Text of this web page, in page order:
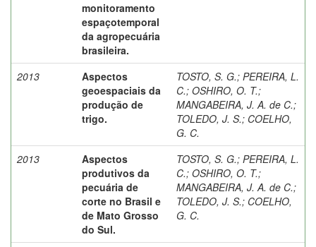
monitoramento
espaçotemporal
da agropecuária
brasileira.
2013
Aspectos
geoespaciais da
produção de
trigo.
TOSTO, S. G.; PEREIRA, L.
C.; OSHIRO, O. T.;
MANGABEIRA, J. A. de C.;
TOLEDO, J. S.; COELHO,
G. C.
2013
Aspectos
produtivos da
pecuária de
corte no Brasil e
de Mato Grosso
do Sul.
TOSTO, S. G.; PEREIRA, L.
C.; OSHIRO, O. T.;
MANGABEIRA, J. A. de C.;
TOLEDO, J. S.; COELHO,
G. C.